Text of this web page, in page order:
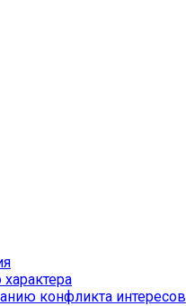
конфликта интересов